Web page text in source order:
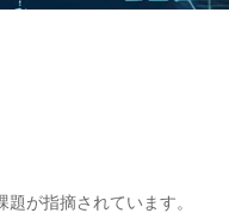
が指摘されています。